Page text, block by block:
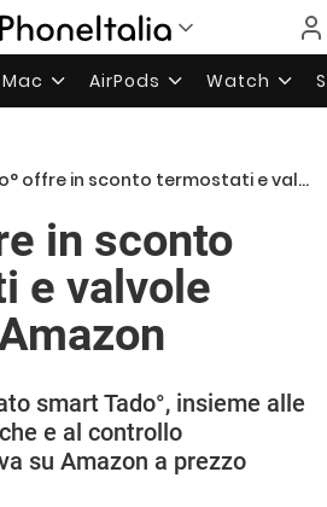
Mac AirPods Watch
in sconto termostati e valvole smart su Amazon
in sconto
e valvole
smart Tado°, insieme alle
e al controllo
su Amazon a prezzo